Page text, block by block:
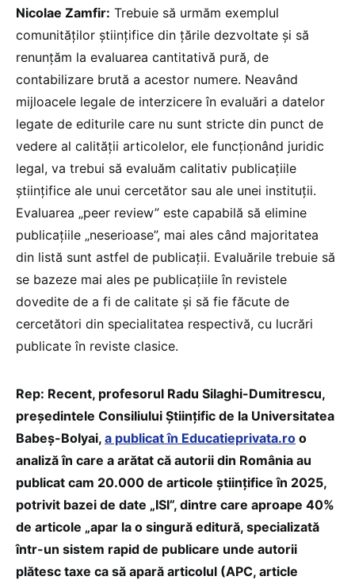
Nicolae Zamfir: Trebuie să urmăm exemplul
comunităților științifice din țările dezvoltate și să
renunțăm la evaluarea cantitativă pură, de
contabilizare brută a acestor numere. Neavând
mijloacele legale de interzicere în evaluări a datelor
legate de editurile care nu sunt stricte din punct de
vedere al calității articolelor, ele funcționând juridic
legal, va trebui să evaluăm calitativ publicațiile
științifice ale unui cercetător sau ale unei instituții.
Evaluarea „peer review” este capabilă să elimine
publicațiile „neserioase”, mai ales când majoritatea
din listă sunt astfel de publicații. Evaluările trebuie să
se bazeze mai ales pe publicațiile în revistele
dovedite de a fi de calitate și să fie făcute de
cercetători din specialitatea respectivă, cu lucrări
publicate în reviste clasice.
Rep: Recent, profesorul Radu Silaghi-Dumitrescu,
președintele Consiliului Științific de la Universitatea
Babeș-Bolyai, a publicat în Educatieprivata.ro o
analiză în care a arătat că autorii din România au
publicat cam 20.000 de articole științifice în 2025,
potrivit bazei de date „ISI”, dintre care aproape 40%
de articole „apar la o singură editură, specializată
într-un sistem rapid de publicare unde autorii
plătesc taxe ca să apară articolul (APC, article